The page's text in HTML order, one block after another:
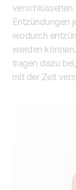
Entzündungen
wodurch
werden
tragen dazu
mit der Zeit